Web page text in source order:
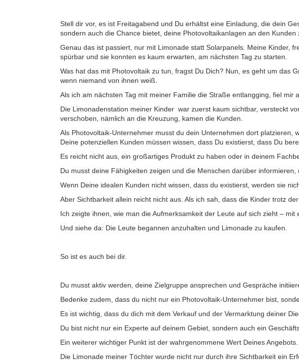
Stell dir vor, es ist Freitagabend und Du erhältst eine Einladung, die dein
sondern auch die Chance bietet, deine Photovoltaikanlagen an den Kunden
Genau das ist passiert, nur mit Limonade statt Solarpanels. Meine Kinder,
spürbar und sie konnten es kaum erwarten, am nächsten Tag zu starten.
Was hat das mit Photovoltaik zu tun, fragst Du Dich? Nun, es geht um das
wenn niemand von ihnen weiß.
Als ich am nächsten Tag mit meiner Familie die Straße entlangging, fiel mir
Die Limonadenstation meiner Kinder war zuerst kaum sichtbar, versteckt
verschoben, nämlich an die Kreuzung, kamen die Kunden.
Als Photovoltaik-Unternehmer musst du dein Unternehmen dort
Deine potenziellen Kunden müssen wissen, dass Du existierst, dass Du
Es reicht nicht aus, ein großartiges Produkt zu haben oder in deinem
Du musst deine Fähigkeiten zeigen und die Menschen darüber
Wenn Deine idealen Kunden nicht wissen, dass du existierst, werden sie
Aber Sichtbarkeit allein reicht nicht aus. Als ich sah, dass die Kinder trotz
Ich zeigte ihnen, wie man die Aufmerksamkeit der Leute auf sich zieht –
Und siehe da: Die Leute begannen anzuhalten und Limonade zu kaufen.
So ist es auch bei dir.
Du musst aktiv werden, deine Zielgruppe ansprechen und Gespräche
Bedenke zudem, dass du nicht nur ein Photovoltaik-Unternehmer bist,
Es ist wichtig, dass du dich mit dem Verkauf und der Vermarktung deiner
Du bist nicht nur ein Experte auf deinem Gebiet, sondern auch ein
Ein weiterer wichtiger Punkt ist der wahrgenommene Wert Deines Angebots.
Die Limonade meiner Töchter wurde nicht nur durch ihre Sichtbarkeit ein